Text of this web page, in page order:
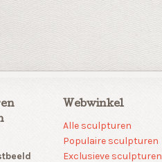
Webwinkel
Alle sculpturen
Populaire sculpturen
Exclusieve sculpturen